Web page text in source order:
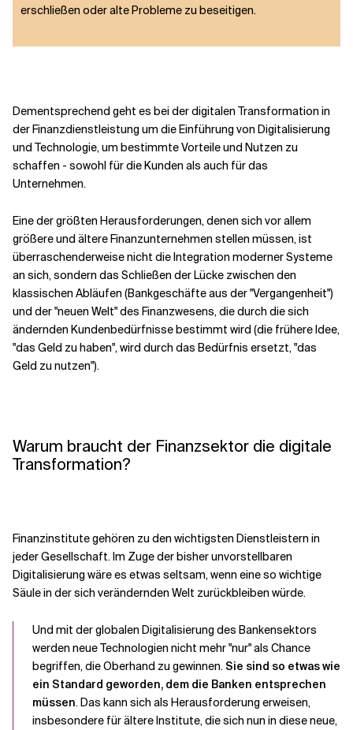
erschließen oder alte Probleme zu beseitigen.
Dementsprechend geht es bei der digitalen Transformation in
der Finanzdienstleistung um die Einführung von Digitalisierung
und Technologie, um bestimmte Vorteile und Nutzen zu
schaffen - sowohl für die Kunden als auch für das
Unternehmen.
Eine der größten Herausforderungen, denen sich vor allem
größere und ältere Finanzunternehmen stellen müssen, ist
überraschenderweise nicht die Integration moderner Systeme
an sich, sondern das Schließen der Lücke zwischen den
klassischen Abläufen (Bankgeschäfte aus der "Vergangenheit")
und der "neuen Welt" des Finanzwesens, die durch die sich
ändernden Kundenbedürfnisse bestimmt wird (die frühere Idee,
"das Geld zu haben", wird durch das Bedürfnis ersetzt, "das
Geld zu nutzen").
Warum braucht der Finanzsektor die digitale
Transformation?
Finanzinstitute gehören zu den wichtigsten Dienstleistern in
jeder Gesellschaft. Im Zuge der bisher unvorstellbaren
Digitalisierung wäre es etwas seltsam, wenn eine so wichtige
Säule in der sich verändernden Welt zurückbleiben würde.
Und mit der globalen Digitalisierung des Bankensektors
werden neue Technologien nicht mehr "nur" als Chance
begriffen, die Oberhand zu gewinnen.Sie sind so etwas wie
ein Standard geworden, dem die Banken entsprechen
müssen. Das kann sich als Herausforderung erweisen,
insbesondere für ältere Institute, die sich nun in diese neue,